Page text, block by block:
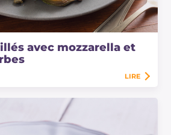
avec mozzarella et
LIRE